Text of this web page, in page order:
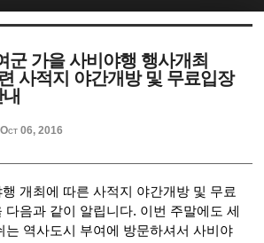
군 가을 사비야행 행사개최
사적지 야간개방 및 무료입장
Oct 06, 2016
개최에 따른 사적지 야간개방 및 무료
다음과 같이 알립니다. 이번 주말에도 세
는 역사도시 부여에 방문하셔서 사비야
스케치북5
스케치북5